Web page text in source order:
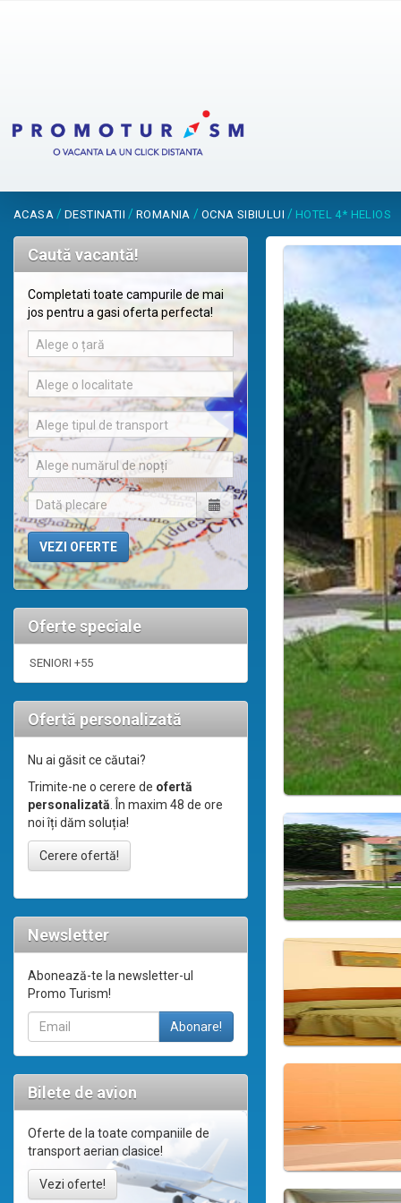
ACASA / DESTINATII / ROMANIA / OCNA SIBIULUI / HOTEL 4* HELIOS
Caută vacantă!
Completati toate campurile de mai
jos pentru a gasi oferta perfecta!
Alege o țară
Alege o localitate
Alege tipul de transport
Alege numărul de nopți
Oferte speciale
SENIORI +55
Ofertă personalizată
Nu ai găsit ce căutai?
Trimite-ne o cerere de ofertă
personalizată. În maxim 48 de ore
noi îți dăm soluția!
Cerere ofertă!
Newsletter
Abonează-te la newsletter-ul
Promo Turism!
Bilete de avion
Oferte de la toate companiile de
transport aerian clasice!
Vezi oferte!